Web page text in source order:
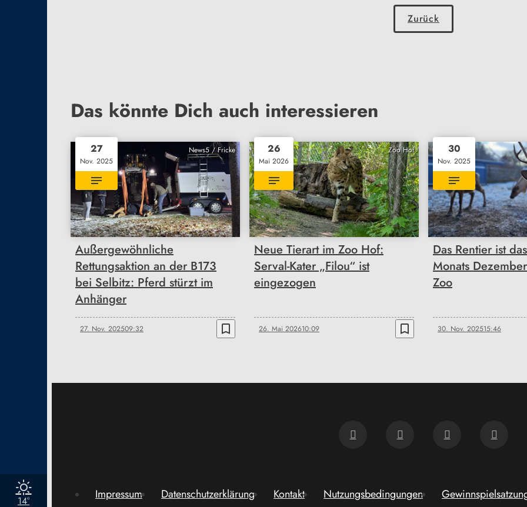
14°
Zurück
Das könnte Dich auch interessieren
News5 / Fricke
27
Nov. 2025
Außergewöhnliche
Rettungsaktion an der B173
bei Selbitz: Pferd stürzt im
Anhänger
27. Nov. 202509:32 bookmark_border
Zoo Hof
26
Mai 2026
Neue Tierart im Zoo Hof:
Serval-Kater „Filou“ ist
eingezogen
26. Mai 202610:09 bookmark_border
30
Nov. 2025
Das Rentier ist
Monats
Zoo
30. Nov. 202515:46
Impressum Datenschutzerklärung Kontakt Nutzungsbedingungen